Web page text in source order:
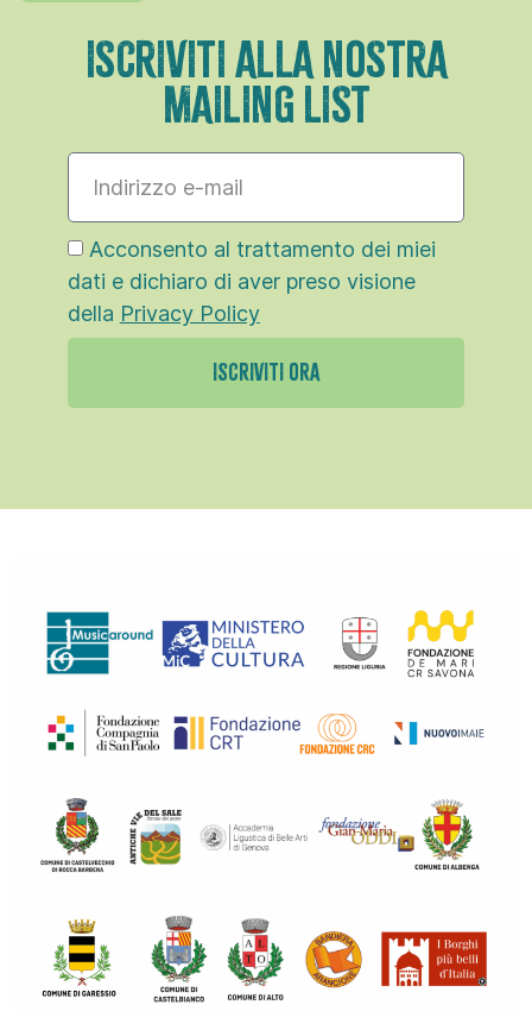
ISCRIVITI ALLA NOSTRA
MAILING LIST
Acconsento al trattamento dei miei
dati e dichiaro di aver preso visione
della Privacy Policy
ISCRIVITI ORA